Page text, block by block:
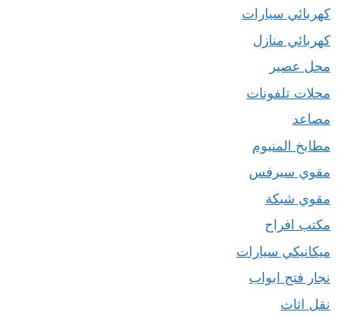
كهربائي سيارات
كهربائي منازل
محل عصير
محلات تلفونات
مصاعد
مطابخ المنيوم
مقوي سيرفس
مقوي شبكة
مكتب افراح
ميكانيكي سيارات
نجار فتح ابواب
نقل اثاث